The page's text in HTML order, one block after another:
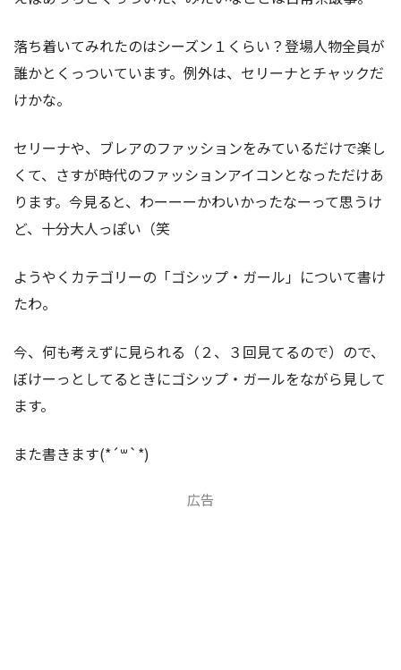
落ち着いてみれたのはシーズン１くらい？登場人物全員が
誰かとくっついています。例外は、セリーナとチャックだ
けかな。
セリーナや、ブレアのファッションをみているだけで楽し
くて、さすが時代のファッションアイコンとなっただけあ
ります。今見ると、わーーーかわいかったなーって思うけ
ど、十分大人っぽい（笑
ようやくカテゴリーの「ゴシップ・ガール」について書け
たわ。
今、何も考えずに見られる（２、３回見てるので）ので、
ぼけーっとしてるときにゴシップ・ガールをながら見して
ます。
また書きます(*´꒳`*)
広告